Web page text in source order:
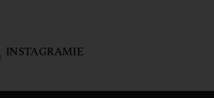
INSTAGRAMIE